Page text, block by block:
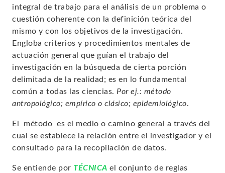
integral de trabajo para el análisis de un problema o
cuestión coherente con la definición teórica del
mismo y con los objetivos de la investigación.
Engloba criterios y procedimientos mentales de
actuación general que guían el trabajo del
investigación en la búsqueda de cierta porción
delimitada de la realidad; es en lo fundamental
común a todas las ciencias.Por ej.: método
antropológico; empírico o clásico; epidemiológico.
El método es el medio o camino general a través del
cual se establece la relación entre el investigador y el
consultado para la recopilación de datos.
Se entiende por TÉCNICA el conjunto de reglas